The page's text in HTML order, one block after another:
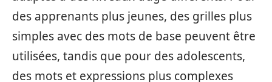
des apprenants plus jeunes, des grilles plus
simples avec des mots de base peuvent être
utilisées, tandis que pour des adolescents,
des mots et expressions plus complexes